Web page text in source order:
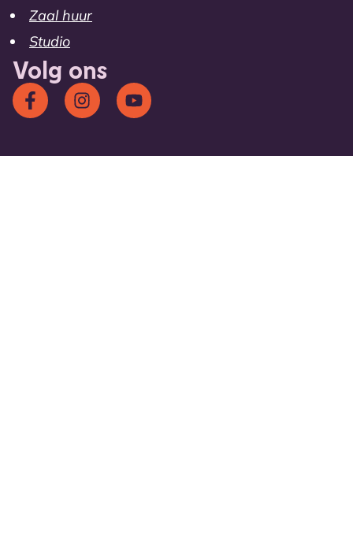
Zaal huur
Studio
Volg ons